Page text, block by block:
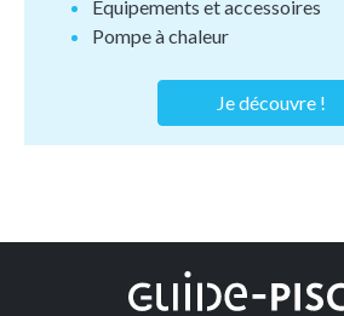
Equipements et accessoires
Pompe à chaleur
Je découvre !